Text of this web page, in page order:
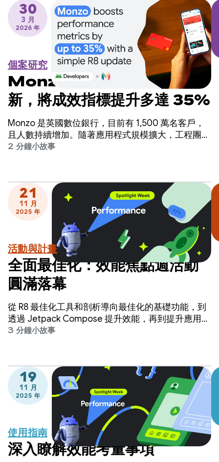
30
3 月
2026 年
個案研究
Monzo 透過簡單的 R8 更
新，將成效指標提升多達 35%
Monzo 是英國數位銀行，目前有 1,500 萬名客戶，
且人數持續增加。隨著應用程式規模擴大，工程團隊
發現應用程式啟動時間是需要改善的關鍵領域，但擔
2 分鐘小故事
21
11 月
2025 年
活動與計畫
全面最佳化：效能焦點週活動
圓滿落幕
從 R8 最佳化工具和剖析導向最佳化的基礎功能，到
透過 Jetpack Compose 提升效能，再到提升應用程
式效能的新指南，我們涵蓋了您需要的高影響力工
3 分鐘小故事
19
11 月
2025 年
使用指南
深入瞭解效能考量事項